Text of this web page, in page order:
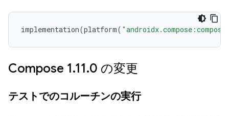
implementation(platform(
Compose 1.11.0 の変更
テストでのコルーチンの実行